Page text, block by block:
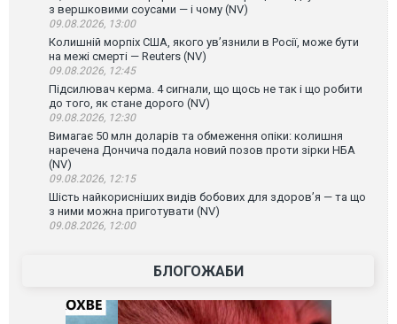
з вершковими соусами — і чому (NV)
09.08.2026, 13:00
Колишній морпіх США, якого ув’язнили в Росії, може бути
на межі смерті — Reuters (NV)
09.08.2026, 12:45
Підсилювач керма. 4 сигнали, що щось не так і що робити
до того, як стане дорого (NV)
09.08.2026, 12:30
Вимагає 50 млн доларів та обмеження опіки: колишня
наречена Дончича подала новий позов проти зірки НБА
(NV)
09.08.2026, 12:15
Шість найкорисніших видів бобових для здоров’я — та що
з ними можна приготувати (NV)
09.08.2026, 12:00
БЛОГОЖАБИ